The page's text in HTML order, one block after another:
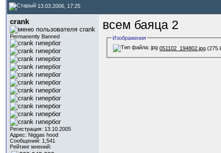
13.03.2006, 17:25
crank
Permanently Banned
Регистрация: 13.10.2005
Адрес: Niggas hood
Сообщений: 1,541
Рейтинг мнений:
всем баяца 2
Изображения
051102_194802.jpg